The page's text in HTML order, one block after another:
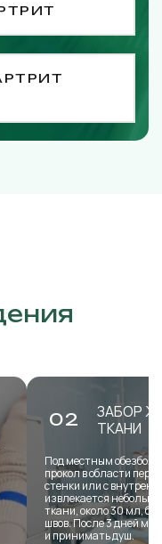
02
ЗАБОР
ТКАНИ
Под местным
прокол в области
стенки или с
извлекается
ткани, около 30 мл,
швов. После 3 дней
и принимать душ.